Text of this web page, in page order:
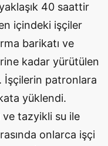
40 saattir
içindeki işçiler
barikatı ve
kadar yürütülen
İşçilerin patronlara
yüklendi.
ve tazyikli su ile
onlarca işçi